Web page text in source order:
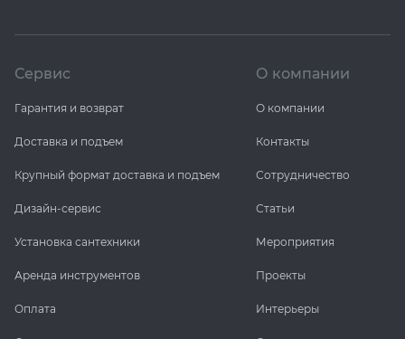
Сервис
Гарантия и возврат
Доставка и подъем
Крупный формат доставка и подъем
Дизайн-сервис
Установка сантехники
Аренда инструментов
Оплата
О компании
О компании
Контакты
Сотрудничество
Статьи
Мероприятия
Проекты
Интерьеры